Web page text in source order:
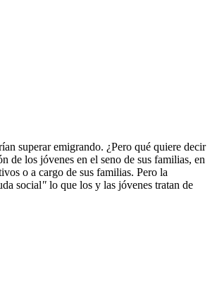
superar emigrando. ¿Pero qué quiere decir
de los jóvenes en el seno de sus familias, en
o a cargo de sus familias. Pero la
social" lo que los y las jóvenes tratan de